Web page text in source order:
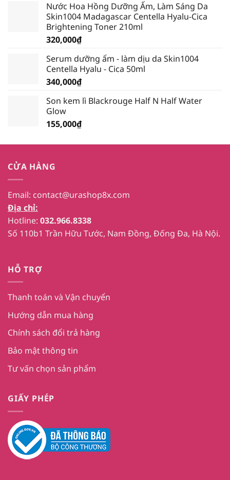
là:
389,000₫.
tại
là:
339,000₫.
Nước Hoa Hồng Dưỡng Ẩm, Làm Sáng Da
Skin1004 Madagascar Centella Hyalu-Cica
Brightening Toner 210ml
320,000₫
Serum dưỡng ẩm - làm dịu da Skin1004
Centella Hyalu - Cica 50ml
340,000₫
Son kem lì Blackrouge Half N Half Water
Glow
155,000₫
CỬA HÀNG
Email: contact@urashop8x.com
Địa chỉ:
Hotline: 032.966.8338
Số 110b1 Trần Hữu Tước, Nam Đồng, Đống Đa, Hà Nội.
HỖ TRỢ
Thanh toán và Vận chuyển
Hướng dẫn mua hàng
Chính sách đổi trả hàng
Bảo mật thông tin
Tư vấn chọn sản phẩm
GIẤY PHÉP